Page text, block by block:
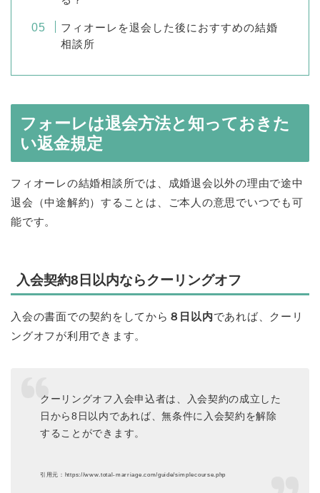
フィオーレを退会した後におすすめの結婚
相談所
フォーレは退会方法と知っておきた
い返金規定
フィオーレの結婚相談所では、成婚退会以外の理由で途中
退会（中途解約）することは、ご本人の意思でいつでも可
能です。
入会契約8日以内ならクーリングオフ
入会の書面での契約をしてから ８日以内であれば、クーリ
ングオフが利用できます。
クーリングオフ入会申込者は、入会契約の成立した
日から8日以内であれば、無条件に入会契約を解除
することができます。
引用元：https://www.total-marriage.com/guide/simplecourse.php